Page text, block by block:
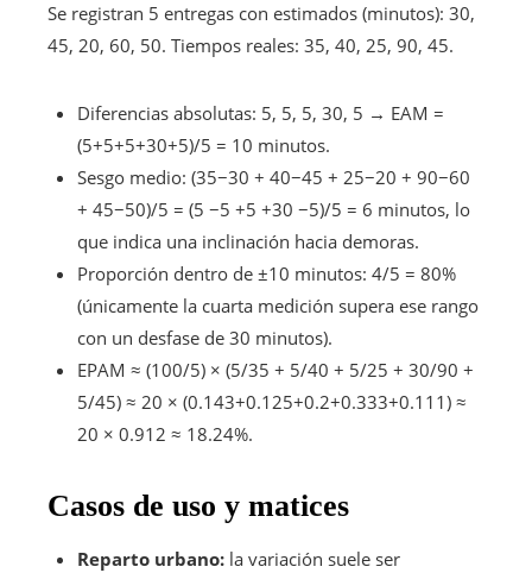
Se registran 5 entregas con estimados (minutos): 30,
45, 20, 60, 50. Tiempos reales: 35, 40, 25, 90, 45.
Diferencias absolutas: 5, 5, 5, 30, 5 → EAM =
(5+5+5+30+5)/5 = 10 minutos.
Sesgo medio: (35−30 + 40−45 + 25−20 + 90−60
+ 45−50)/5 = (5 −5 +5 +30 −5)/5 = 6 minutos, lo
que indica una inclinación hacia demoras.
Proporción dentro de ±10 minutos: 4/5 = 80%
(únicamente la cuarta medición supera ese rango
con un desfase de 30 minutos).
EPAM ≈ (100/5) × (5/35 + 5/40 + 5/25 + 30/90 +
5/45) ≈ 20 × (0.143+0.125+0.2+0.333+0.111) ≈
20 × 0.912 ≈ 18.24%.
Casos de uso y matices
Reparto urbano: la variación suele ser